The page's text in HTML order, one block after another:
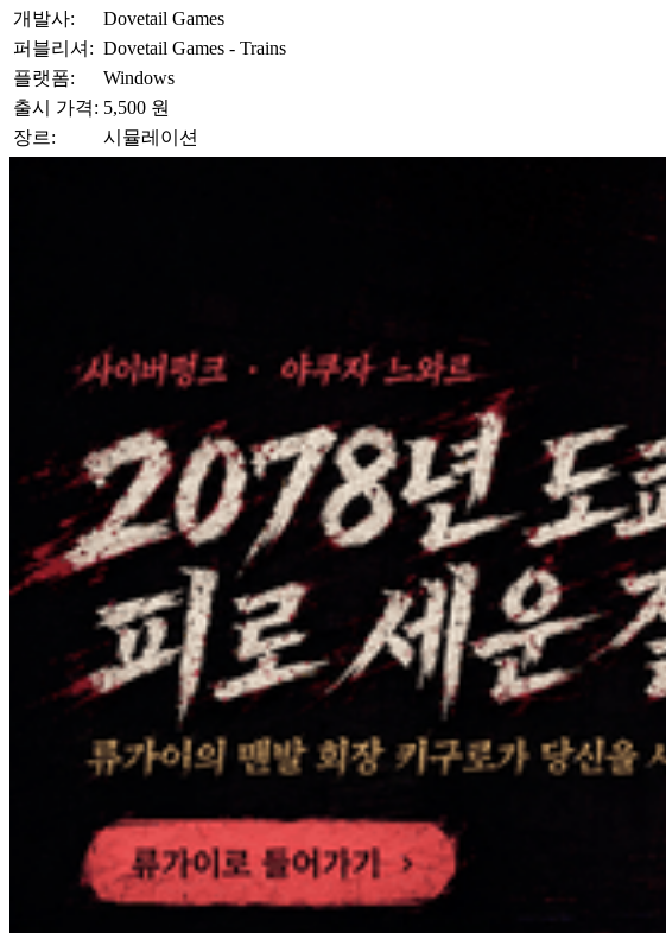
개발사:
Dovetail Games
퍼블리셔: Dovetail Games - Trains
플랫폼:
Windows
출시 가격: 5,500 원
장르:
시뮬레이션